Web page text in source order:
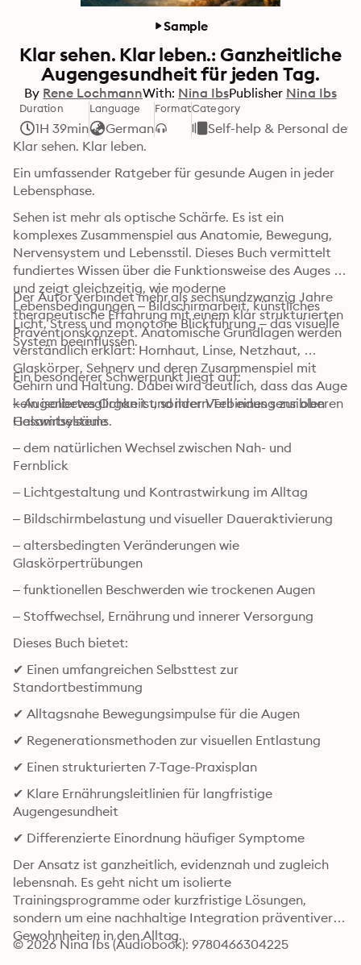
Sample
Klar sehen. Klar leben.: Ganzheitliche
Augengesundheit für jeden Tag.
By Rene LochmannWith: Nina IbsPublisher Nina Ibs
Duration
1H 39min
Language
German
FormatCategory
Self-help & Personal
Klar sehen. Klar leben.
Ein umfassender Ratgeber für gesunde Augen in jeder
Lebensphase.
Sehen ist mehr als optische Schärfe. Es ist ein
komplexes Zusammenspiel aus Anatomie, Bewegung,
Nervensystem und Lebensstil. Dieses Buch vermittelt
fundiertes Wissen über die Funktionsweise des Auges
und zeigt gleichzeitig, wie moderne
Lebensbedingungen – Bildschirmarbeit, künstliches
Licht, Stress und monotone Blickführung – das visuelle
System beeinflussen.
Der Autor verbindet mehr als sechsundzwanzig Jahre
therapeutische Erfahrung mit einem klar strukturierten
Präventionskonzept. Anatomische Grundlagen werden
verständlich erklärt: Hornhaut, Linse, Netzhaut,
Glaskörper, Sehnerv und deren Zusammenspiel mit
Gehirn und Haltung. Dabei wird deutlich, dass das Auge
kein isoliertes Organ ist, sondern Teil eines sensiblen
Gesamtsystems.
Ein besonderer Schwerpunkt liegt auf:
– Augenbeweglichkeit und ihrer Verbindung zur oberen
Halswirbelsäule
– dem natürlichen Wechsel zwischen Nah- und
Fernblick
– Lichtgestaltung und Kontrastwirkung im Alltag
– Bildschirmbelastung und visueller Daueraktivierung
– altersbedingten Veränderungen wie
Glaskörpertrübungen
– funktionellen Beschwerden wie trockenen Augen
– Stoffwechsel, Ernährung und innerer Versorgung
Dieses Buch bietet:
✔ Einen umfangreichen Selbsttest zur
Standortbestimmung
✔ Alltagsnahe Bewegungsimpulse für die Augen
✔ Regenerationsmethoden zur visuellen Entlastung
✔ Einen strukturierten 7-Tage-Praxisplan
✔ Klare Ernährungsleitlinien für langfristige
Augengesundheit
✔ Differenzierte Einordnung häufiger Symptome
Der Ansatz ist ganzheitlich, evidenznah und zugleich
lebensnah. Es geht nicht um isolierte
Trainingsprogramme oder kurzfristige Lösungen,
sondern um eine nachhaltige Integration präventiver
Gewohnheiten in den Alltag.
© 2026 Nina Ibs (Audiobook): 9780466304225